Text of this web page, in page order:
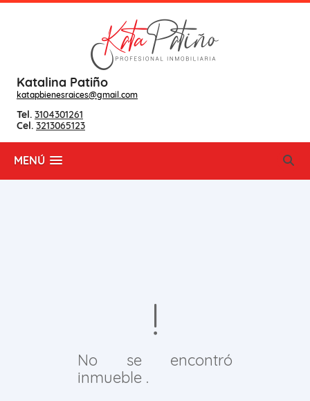
Katalina Patiño
katapbienesraices@gmail.com
Tel. 3104301261
Cel. 3213065123
MENÚ
No se encontró
inmueble .